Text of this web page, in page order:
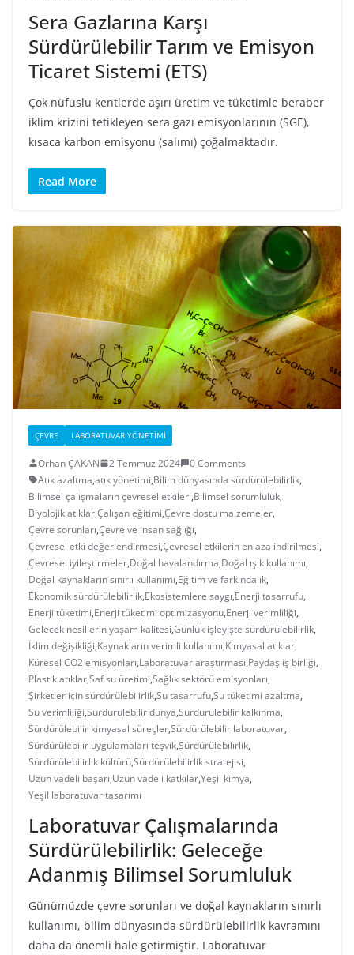
Sera Gazlarına Karşı
Sürdürülebilir Tarım ve Emisyon
Ticaret Sistemi (ETS)
Çok nüfuslu kentlerde aşırı üretim ve tüketimle beraber
iklim krizini tetikleyen sera gazı emisyonlarının (SGE),
kısaca karbon emisyonu (salımı) çoğalmaktadır.
Read More
ÇEVRE LABORATUVAR YÖNETIMI
Orhan ÇAKAN 2 Temmuz 2024
0 Comments
Atık azaltma,atık yönetimi,Bilim dünyasında sürdürülebilirlik,
Bilimsel çalışmaların çevresel etkileri,Bilimsel sorumluluk,
Biyolojik atıklar,Çalışan eğitimi,Çevre dostu malzemeler,
Çevre sorunları,Çevre ve insan sağlığı,
Çevresel etki değerlendirmesi,Çevresel etkilerin en aza indirilmesi,
Çevresel iyileştirmeler,Doğal havalandırma,Doğal ışık kullanımı,
Doğal kaynakların sınırlı kullanımı,Eğitim ve farkındalık,
Ekonomik sürdürülebilirlik,Ekosistemlere saygı,Enerji tasarrufu,
Enerji tüketimi,Enerji tüketimi optimizasyonu,Enerji verimliliği,
Gelecek nesillerin yaşam kalitesi,Günlük işleyişte sürdürülebilirlik,
İklim değişikliği,Kaynakların verimli kullanımı,Kimyasal atıklar,
Küresel CO2 emisyonları,Laboratuvar araştırması,Paydaş iş birliği,
Plastik atıklar,Saf su üretimi,Sağlık sektörü emisyonları,
Şirketler için sürdürülebilirlik,Su tasarrufu,Su tüketimi azaltma,
Su verimliliği,Sürdürülebilir dünya,Sürdürülebilir kalkınma,
Sürdürülebilir kimyasal süreçler,Sürdürülebilir laboratuvar,
Sürdürülebilir uygulamaları teşvik,Sürdürülebilirlik,
Sürdürülebilirlik kültürü,Sürdürülebilirlik stratejisi,
Uzun vadeli başarı,Uzun vadeli katkılar,Yeşil kimya,
Yeşil laboratuvar tasarımı
Laboratuvar Çalışmalarında
Sürdürülebilirlik: Geleceğe
Adanmış Bilimsel Sorumluluk
Günümüzde çevre sorunları ve doğal kaynakların sınırlı
kullanımı, bilim dünyasında sürdürülebilirlik kavramını
daha da önemli hale getirmiştir. Laboratuvar